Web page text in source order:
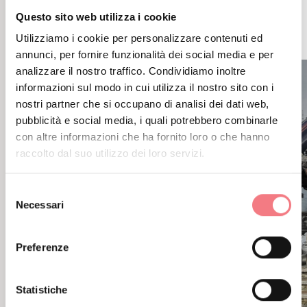
Questo sito web utilizza i cookie
Utilizziamo i cookie per personalizzare contenuti ed
annunci, per fornire funzionalità dei social media e per
analizzare il nostro traffico. Condividiamo inoltre
informazioni sul modo in cui utilizza il nostro sito con i
nostri partner che si occupano di analisi dei dati web,
pubblicità e social media, i quali potrebbero combinarle
con altre informazioni che ha fornito loro o che hanno
raccolto dal suo utilizzo dei loro servizi.
delNecessari
Preferenze
Statistiche
ANCHE